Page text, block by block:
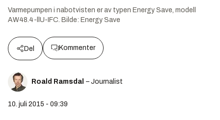
Varmepumpen i nabotvisten er av typen Energy Save, modell
AW48.4-llU-IFC. Bilde: Energy Save
Del Kommenter
Roald Ramsdal – Journalist
10. juli 2015 - 09:39